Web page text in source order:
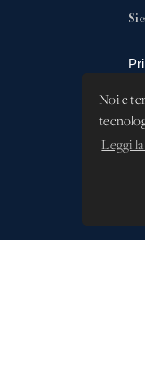
Noi e
Leggi